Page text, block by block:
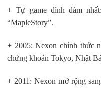
+ Tự game đình đám
“MapleStory”.
+ 2005: Nexon chính thức
chứng khoán Tokyo, Nhật
+ 2011: Nexon mở rộng